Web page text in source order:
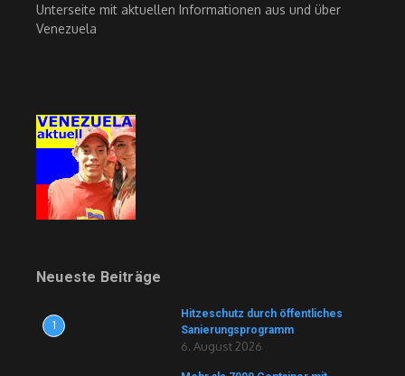
Unterseite mit aktuellen Informationen aus und über
Venezuela
Neueste Beiträge
1
Hitzeschutz durch öffentliches
Sanierungsprogramm
6. August 2026